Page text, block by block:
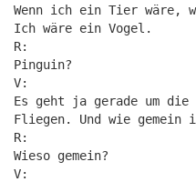
Wenn ich ein Tier wäre,
Ich wäre ein Vogel.
R:
Pinguin?
V:
Es geht ja gerade um
Fliegen. Und wie gemein
R:
Wieso gemein?
V: